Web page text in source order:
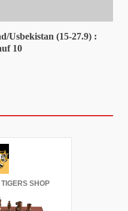
Usbekistan (15-27.9) :
10
SHOP